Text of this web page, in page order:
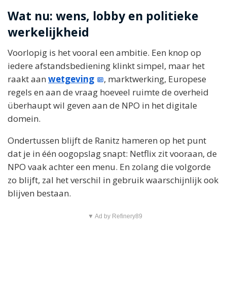
Wat nu: wens, lobby en politieke
werkelijkheid
Voorlopig is het vooral een ambitie. Een knop op
iedere afstandsbediening klinkt simpel, maar het
raakt aan wetgeving
, marktwerking, Europese
regels en aan de vraag hoeveel ruimte de overheid
überhaupt wil geven aan de NPO in het digitale
domein.
Ondertussen blijft de Ranitz hameren op het punt
dat je in één oogopslag snapt: Netflix zit vooraan, de
NPO vaak achter een menu. En zolang die volgorde
zo blijft, zal het verschil in gebruik waarschijnlijk ook
blijven bestaan.
▼ Ad by Refinery89